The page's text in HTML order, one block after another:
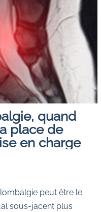
quand
place de
en charge
peut être le
sous-jacent plus